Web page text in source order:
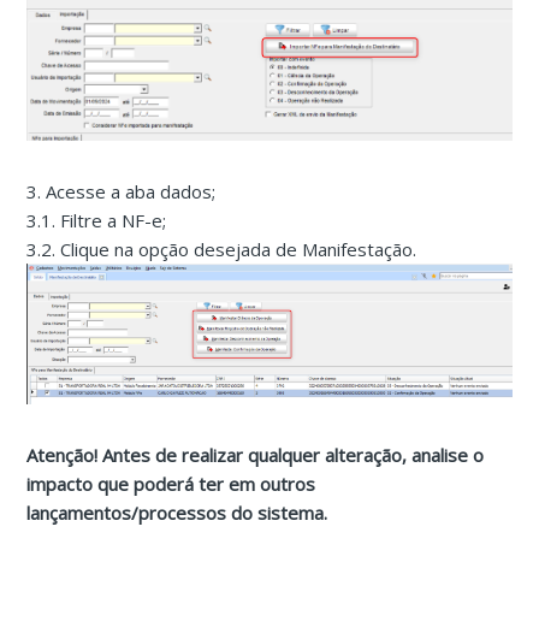
3. Acesse a aba dados;
3.1. Filtre a NF-e;
3.2. Clique na opção desejada de Manifestação.
Atenção! Antes de realizar qualquer alteração, analise o
impacto que poderá ter em outros
lançamentos/processos do sistema.